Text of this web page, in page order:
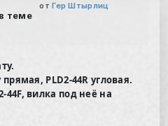
отГер Штырлиц
теме
PLD2-44R угловая.
вилка под неё на